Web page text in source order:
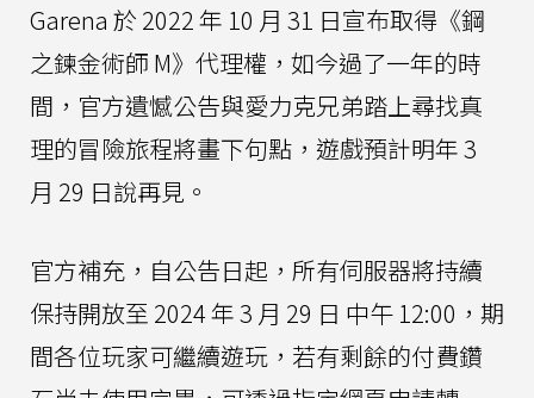
Garena 於 2022 年 10 月 31 日宣布取得《鋼
之鍊金術師 M》代理權，如今過了一年的時
間，官方遺憾公告與愛力克兄弟踏上尋找真
理的冒險旅程將畫下句點，遊戲預計明年 3
月 29 日說再見。
官方補充，自公告日起，所有伺服器將持續
保持開放至 2024 年 3 月 29 日 中午 12:00，期
間各位玩家可繼續遊玩，若有剩餘的付費鑽